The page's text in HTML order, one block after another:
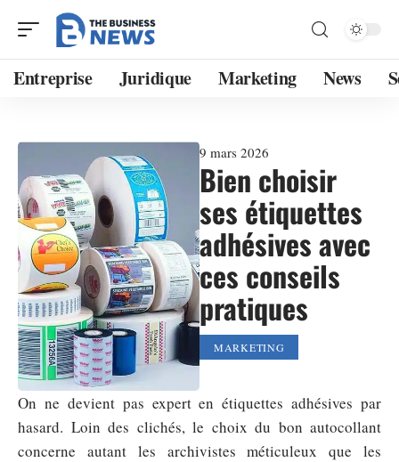
Entreprise Juridique Marketing News
9 mars 2026
Bien choisir
ses étiquettes
adhésives avec
ces conseils
pratiques
MARKETING
On ne devient pas expert en étiquettes adhésives par
hasard. Loin des clichés, le choix du bon autocollant
concerne autant les archivistes méticuleux que les